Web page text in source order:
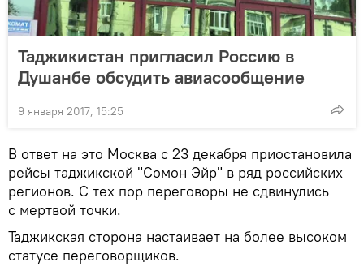
Таджикистан пригласил Россию в
Душанбе обсудить авиасообщение
9 января 2017, 15:25
В ответ на это Москва с 23 декабря приостановила
рейсы таджикской "Сомон Эйр" в ряд российских
регионов. С тех пор переговоры не сдвинулись
с мертвой точки.
Таджикская сторона настаивает на более высоком
статусе переговорщиков.